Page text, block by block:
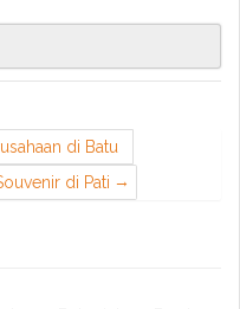
di Batu
di Pati